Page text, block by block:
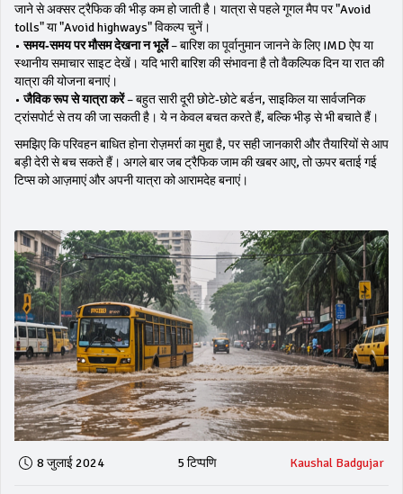
जाने से अक्सर ट्रैफिक की भीड़ कम हो जाती है। यात्रा से पहले गूगल मैप पर "Avoid
tolls" या "Avoid highways" विकल्प चुनें।
•समय‑समय पर मौसम देखना न भूलें– बारिश का पूर्वानुमान जानने के लिए IMD ऐप या
स्थानीय समाचार साइट देखें। यदि भारी बारिश की संभावना है तो वैकल्पिक दिन या रात की
यात्रा की योजना बनाएं।
•जैविक रूप से यात्रा करें– बहुत सारी दूरी छोटे‑छोटे बर्डन, साइकिल या सार्वजनिक
ट्रांसपोर्ट से तय की जा सकती है। ये न केवल बचत करते हैं, बल्कि भीड़ से भी बचाते हैं।
समझिए कि परिवहन बाधित होना रोज़मर्रा का मुद्दा है, पर सही जानकारी और तैयारियों से आप
बड़ी देरी से बच सकते हैं। अगले बार जब ट्रैफिक जाम की खबर आए, तो ऊपर बताई गई
टिप्स को आज़माएं और अपनी यात्रा को आरामदेह बनाएं।
8 जुलाई 2024 5 टिप्पणि Kaushal Badgujar